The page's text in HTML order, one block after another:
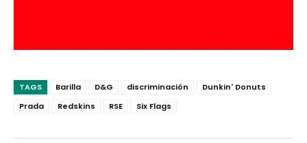
TAGS Barilla D&G discriminación
Dunkin' Donuts
Prada
Redskins RSE Six Flags